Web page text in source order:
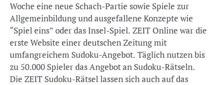
Woche eine neue Schach-Partie sowie Spiele zur
Allgemeinbildung und ausgefallene Konzepte wie
“Spiel eins” oder das Insel-Spiel. ZEIT Online war die
erste Website einer deutschen Zeitung mit
umfangreichem Sudoku-Angebot. Täglich nutzen bis
zu 50.000 Spieler das Angebot an Sudoku-Rätseln.
Die ZEIT Sudoku-Rätsel lassen sich auch auf das